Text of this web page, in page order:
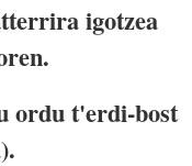
igotzea
ordu t'erdi-bost